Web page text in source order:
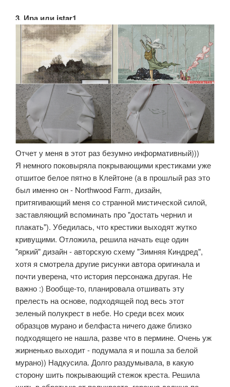
3. Ира или istar1
Отчет у меня в этот раз безумно информативный)))
Я немного поковыряла покрывающими крестиками уже
отшитое белое пятно в Клейтоне (а в прошлый раз это
был именно он - Northwood Farm, дизайн,
притягивающий меня со странной мистической силой,
заставляющий вспоминать про "достать чернил и
плакать"). Убедилась, что крестики выходят жутко
кривущими. Отложила, решила начать еще один
"яркий" дизайн - авторскую схему "Зимняя Киндред",
хотя я смотрела другие рисунки автора оригинала и
почти уверена, что история персонажа другая. Не
важно :) Вообще-то, планировала отшивать эту
прелесть на основе, подходящей под весь этот
зеленый полукрест в небе. Но среди всех моих
образцов мурано и белфаста ничего даже близко
подходящего не нашла, разве что в пермине. Очень уж
жирненько выходит - подумала я и пошла за белой
мурано)) Надкусила. Долго раздумывала, в какую
сторону шить покрывающий стежок креста. Решила